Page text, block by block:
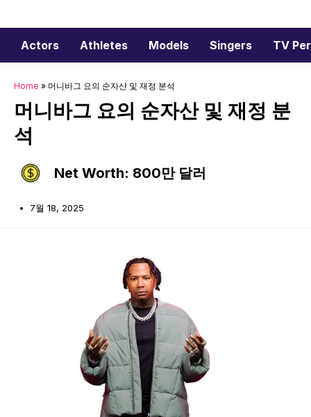
to
contentActors Athletes Models Singers TV
Home » 머니바그 요의 순자산 및 재정 분석
머니바그 요의 순자산 및 재정 분
석
Net Worth: 800만 달러
7월 18, 2025